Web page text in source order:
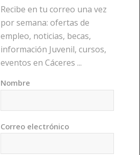
Recibe en tu correo una vez
por semana: ofertas de
empleo, noticias, becas,
información Juvenil, cursos,
eventos en Cáceres ...
Nombre
Correo electrónico